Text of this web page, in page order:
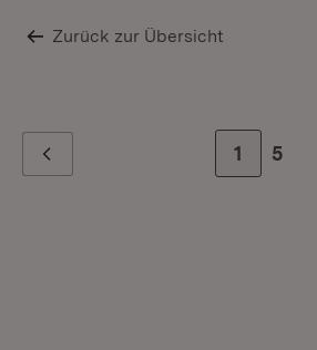
Zurück zur Übersicht
Zur Seite
1 Zur
5